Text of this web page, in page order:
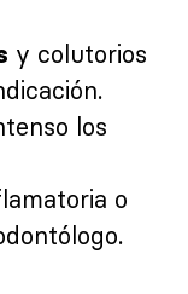
y colutorios
los
o